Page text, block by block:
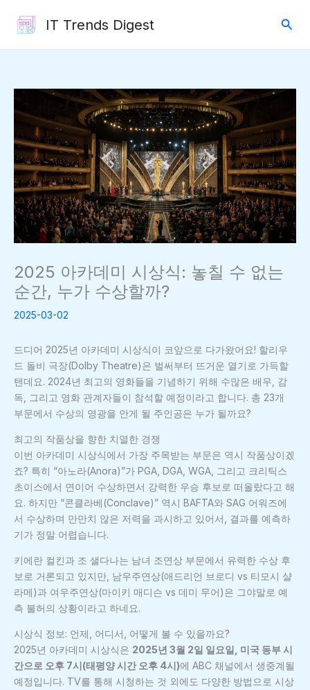
IT Trends Digest
검
2025 아카데미 시상식: 놓칠 수 없는
순간, 누가 수상할까?
2025-03-02
드디어 2025년 아카데미 시상식이 코앞으로 다가왔어요! 할리우
드 돌비 극장(Dolby Theatre)은 벌써부터 뜨거운 열기로 가득할
텐데요. 2024년 최고의 영화들을 기념하기 위해 수많은 배우, 감
독, 그리고 영화 관계자들이 참석할 예정이라고 합니다. 총 23개
부문에서 수상의 영광을 안게 될 주인공은 누가 될까요?
최고의 작품상을 향한 치열한 경쟁
이번 아카데미 시상식에서 가장 주목받는 부문은 역시 작품상이겠
죠? 특히 “아노라(Anora)”가 PGA, DGA, WGA, 그리고 크리틱스
초이스에서 연이어 수상하면서 강력한 우승 후보로 떠올랐다고 해
요. 하지만 “콘클라베(Conclave)” 역시 BAFTA와 SAG 어워즈에
서 수상하며 만만치 않은 저력을 과시하고 있어서, 결과를 예측하
기가 정말 어렵습니다.
키에란 컬킨과 조 샐다나는 남녀 조연상 부문에서 유력한 수상 후
보로 거론되고 있지만, 남우주연상(애드리언 브로디 vs 티모시 샬
라메)과 여우주연상(마이키 매디슨 vs 데미 무어)은 그야말로 예
측 불허의 상황이라고 하네요.
시상식 정보: 언제, 어디서, 어떻게 볼 수 있을까요?
2025년 아카데미 시상식은 2025년 3월 2일 일요일, 미국 동부 시
간으로 오후 7시(태평양 시간 오후 4시)에 ABC 채널에서 생중계될
예정입니다. TV를 통해 시청하는 것 외에도 다양한 방법으로 시상